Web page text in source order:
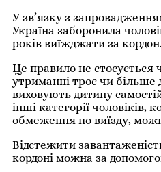
У зв’язку з
Україна заборонила
років виїжджати за кордон.
Це правило не стосується
утриманні троє чи більше
виховують дитину
інші категорії чоловіків,
обмеження по виїзду,
Відстежити
кордоні можна за